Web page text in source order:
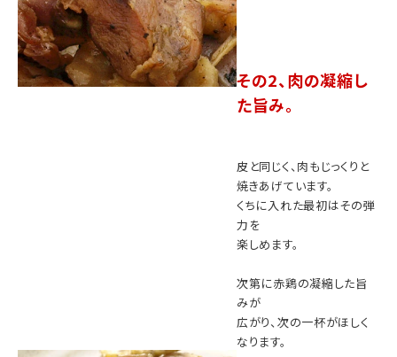
その2、肉の凝縮し
た旨み。
皮と同じく、肉もじっくりと
焼きあげています。
くちに入れた最初はその弾
力を
楽しめます。
次第に赤鶏の凝縮した旨
みが
広がり、次の一杯がほしく
なります。